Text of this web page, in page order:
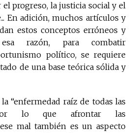
progreso, la justicia social y el
En adición, muchos artículos y
estos conceptos erróneos y
razón, para combatir
político, se requiere
de una base teórica sólida y
“enfermedad raíz de todas las
por lo que afrontar las
mal también es un aspecto